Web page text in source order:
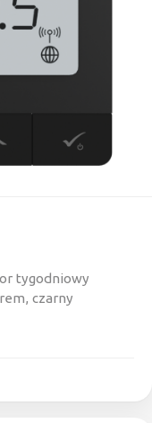
tygodniowy
czarny